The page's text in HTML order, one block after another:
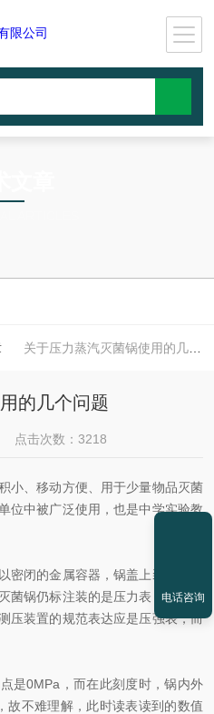
关于压力蒸汽灭菌锅使用的几个问题
的几个问题
点击次数：3218
小、移动方便、用于少量物品灭菌
位中被广泛使用，也是中学实验教
闭的金属容器，锅盖上装有测压
菌锅仍标注装的是压力表，而且在
压装置的规范表达应是压强表，而
0MPa，而在此刻度时，锅内外
故不难理解，此时读表读到的数值
电话咨询